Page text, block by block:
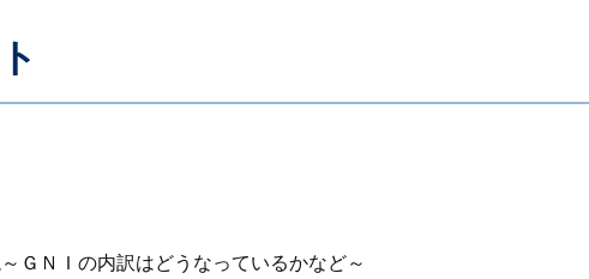
ＧＮＩの内訳はどうなっているかなど～